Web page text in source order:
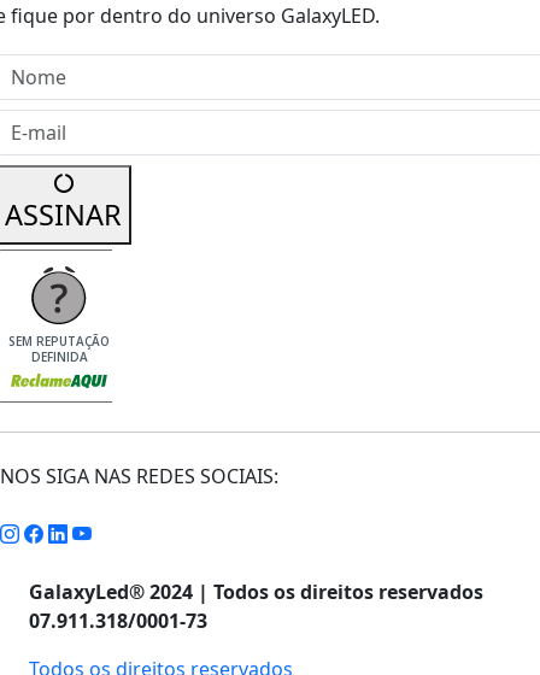
fique por dentro do universo GalaxyLED.
mail
ASSINAR
SEM REPUTAÇÃO
DEFINIDA
NOS SIGA NAS REDES SOCIAIS:
GalaxyLed® 2024 | Todos os direitos reservados
07.911.318/0001-73
Todos os direitos reservados